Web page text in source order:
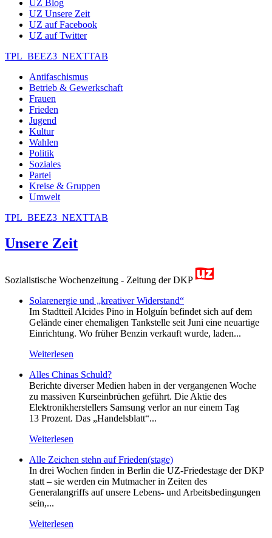
UZ Blog
UZ Unsere Zeit
UZ auf Facebook
UZ auf Twitter
TPL_BEEZ3_NEXTTAB
Antifaschismus
Betrieb & Gewerkschaft
Frauen
Frieden
Jugend
Kultur
Wahlen
Politik
Soziales
Partei
Kreise & Gruppen
Umwelt
TPL_BEEZ3_NEXTTAB
Unsere Zeit
Sozialistische Wochenzeitung - Zeitung der DKP
Solarenergie und „kreativer Widerstand“
Im Stadtteil Alcides Pino in Holguín befindet sich auf dem
Gelände einer ehemaligen Tankstelle seit Juni eine neuartige
Einrichtung. Wo früher Benzin verkauft wurde, laden...
Weiterlesen
Alles Chinas Schuld?
Berichte diverser Medien haben in der vergangenen Woche
zu massiven Kurseinbrüchen geführt. Die Aktie des
Elektronikherstellers Samsung verlor an nur einem Tag
13 Prozent. Das „Handelsblatt“...
Weiterlesen
Alle Zeichen stehn auf Frieden(stage)
In drei Wochen finden in Berlin die UZ-Friedestage der DKP
statt – sie werden ein Mutmacher in Zeiten des
Generalangriffs auf unsere Lebens- und Arbeitsbedingungen
sein,...
Weiterlesen